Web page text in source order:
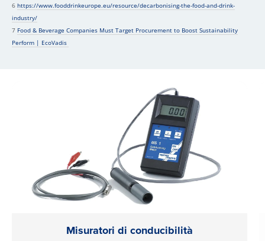
6 https://www.fooddrinkeurope.eu/resource/decarbonising-the-food-and-drink-
industry/
7 Food & Beverage Companies Must Target Procurement to Boost Sustainability
Perform | EcoVadis
Misuratori di conducibilità